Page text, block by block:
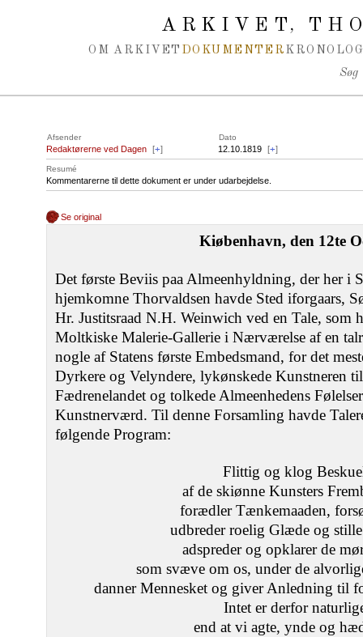
ARKIVET,
OM ARKIVET DOKUMENTER
Søg
Afsender Dato
Redaktørerne ved Dagen [+] 12.10.1819 [+]
Resumé
Kommentarerne til dette dokument er under udarbejdelse.
Se original
Kiøbenhavn, den 12te
Det første Beviis paa Almeenhyldning, der her i
hjemkomne Thorvaldsen havde Sted iforgaars,
Hr. Justitsraad N.H. Weinwich ved en Tale, som
Moltkiske Malerie-Gallerie i Nærværelse af en
nogle af Statens første Embedsmand, for det
Dyrkere og Velyndere, lykønskede Kunstneren
Fædrenelandet og tolkede Almeenhedens
Kunstnerværd. Til denne Forsamling havde
følgende Program:
Flittig og klog
af de skiønne Kunsters
forædler Tænkemaaden,
udbreder roelig Glæde og
adspreder og opklarer de
som svæve om os, under de
danner Mennesket og giver Anledning til
Intet er derfor
end at vi agte, ynde og